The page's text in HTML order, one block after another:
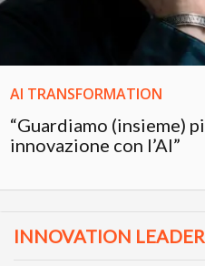
AI TRANSFORMATION
“Guardiamo (insieme)
innovazione con l’AI”
INNOVATION LEADER